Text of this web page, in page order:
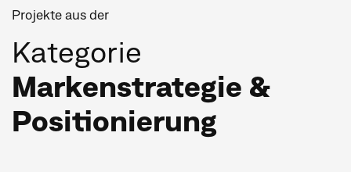
Projekte aus der
Kategorie
Markenstrategie &
Positionierung